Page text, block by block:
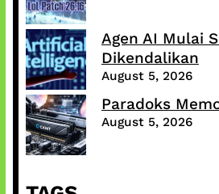
Agen AI Mulai
Dikendalikan
August 5, 2026
Paradoks
August 5, 2026